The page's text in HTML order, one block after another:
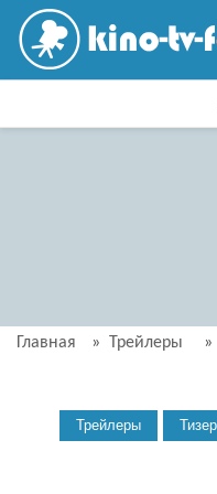
Главная » Трейлеры »